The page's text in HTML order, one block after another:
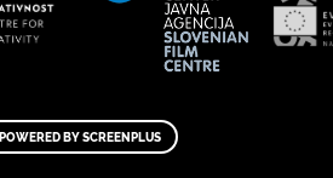
POWERED BY SCREENPLUS